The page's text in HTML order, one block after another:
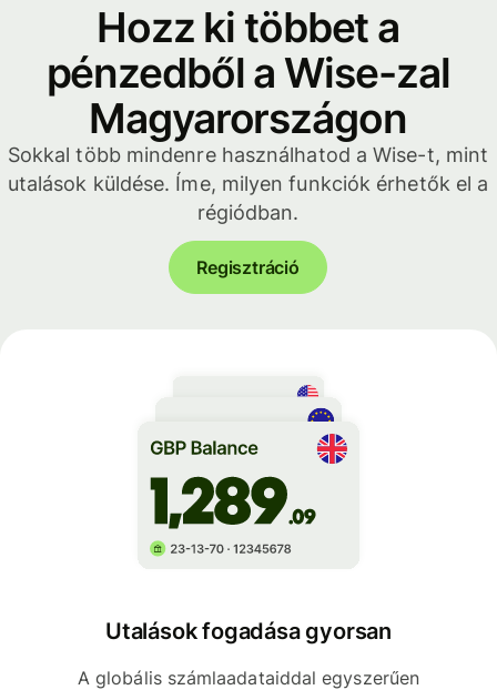
Hozz ki többet a
pénzedből a Wise-zal
Magyarországon
Sokkal több mindenre használhatod a Wise-t, mint
utalások küldése. Íme, milyen funkciók érhetők el a
régiódban.
Regisztráció
Utalások fogadása gyorsan
A globális számlaadataiddal egyszerűen